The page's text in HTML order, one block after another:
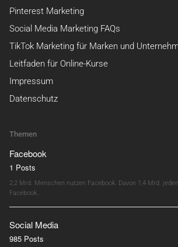
Pinterest Marketing
Social Media Marketing FAQs
TikTok Marketing für Marken und
Leitfaden für Online-Kurse
Impressum
Datenschutz
Themen
Facebook
1 Posts
2,2 Mrd. Menschen nutzen Facebook. Davon 1,4 Mrd.
Facebook…
Social Media
985 Posts